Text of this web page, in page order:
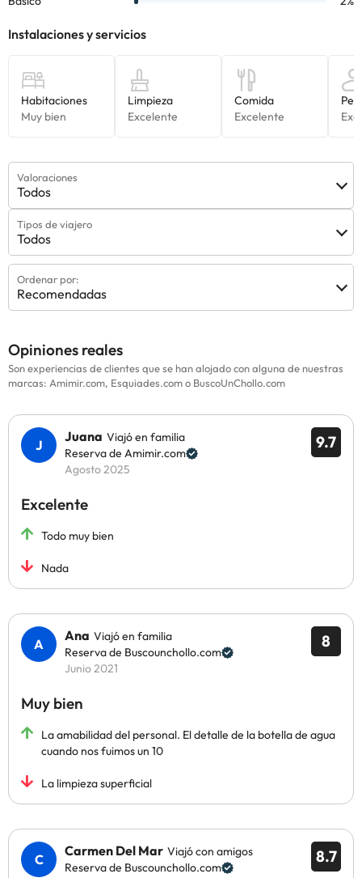
Valoraciones
Todos
Tipos de viajero
Todos
Ordenar por:
Recomendadas
Opiniones reales
Son experiencias de clientes que se han alojado con alguna de nuestras
marcas: Amimir.com, Esquiades.com o BuscoUnChollo.com
9.7
Juana Viajó en familia
Reserva de Amimir.com
Agosto 2025
Excelente
Todo muy bien
Nada
8
Ana Viajó en familia
Reserva de Buscounchollo.com
Junio 2021
Muy bien
La amabilidad del personal. El detalle de la botella de agua
cuando nos fuimos un 10
La limpieza superficial
8.7
Carmen Del Mar Viajó con amigos
Reserva de Buscounchollo.com